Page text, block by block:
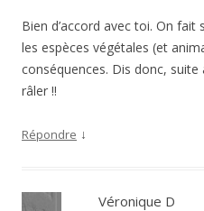
Bien d’accord avec toi. On fait
les espèces végétales (et
conséquences. Dis donc,
râler !!
Répondre ↓
Véronique D